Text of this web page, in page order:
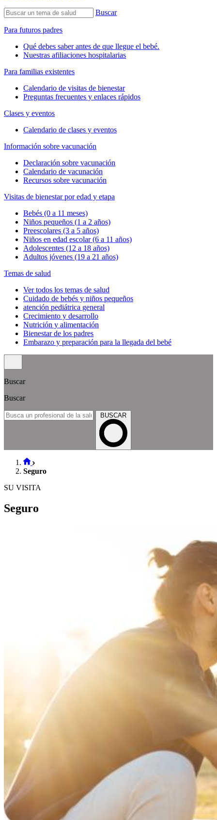
Buscar
Para futuros padres
Qué debes saber antes de que llegue el bebé.
Nuestras afiliaciones hospitalarias
Para familias existentes
Calendario de visitas de bienestar
Preguntas frecuentes y enlaces rápidos
Clases y eventos
Calendario de clases y eventos
Información sobre vacunación
Declaración sobre vacunación
Calendario de vacunación
Recursos sobre vacunación
Visitas de bienestar por edad y etapa
Bebés (0 a 11 meses)
Niños pequeños (1 a 2 años)
Preescolares (3 a 5 años)
Niños en edad escolar (6 a 11 años)
Adolescentes (12 a 18 años)
Adultos jóvenes (19 a 21 años)
Temas de salud
Ver todos los temas de salud
Cuidado de bebés y niños pequeños
atención pediátrica general
Crecimiento y desarrollo
Nutrición y alimentación
Bienestar de los padres
Embarazo y preparación para la llegada del bebé
Buscar
Buscar
BUSCAR
Seguro
SU VISITA
Seguro